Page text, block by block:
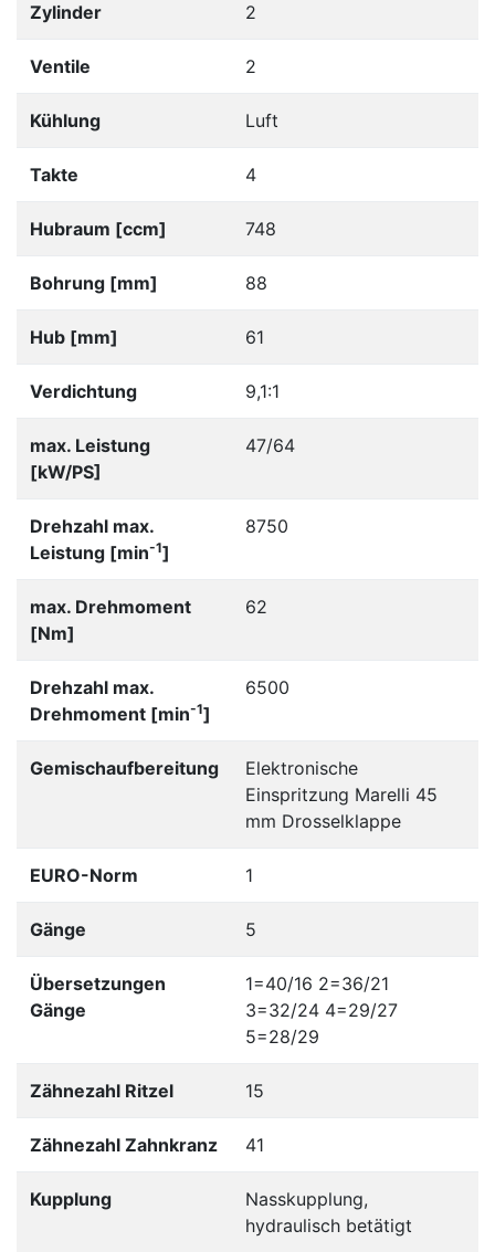
Zylinder 2
Ventile 2
Kühlung Luft
Takte 4
Hubraum [ccm] 748
Bohrung [mm] 88
Hub [mm] 61
Verdichtung 9,1:1
max. Leistung
[kW/PS]
47/64
Drehzahl max.
Leistung [min-1]
8750
max. Drehmoment
[Nm]
62
Drehzahl max.
Drehmoment [min-1]
6500
Gemischaufbereitung
Elektronische
Einspritzung Marelli 45
mm Drosselklappe
EURO-Norm 1
Gänge 5
Übersetzungen
Gänge
1=40/16 2=36/21
3=32/24 4=29/27
5=28/29
Zähnezahl Ritzel 15
Zähnezahl Zahnkranz 41
Kupplung
Nasskupplung,
hydraulisch betätigt